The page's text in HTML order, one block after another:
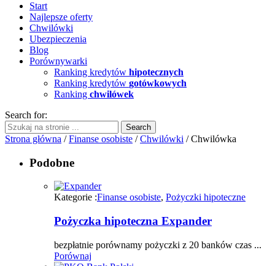
Start
Najlepsze oferty
Chwilówki
Ubezpieczenia
Blog
Porównywarki
Ranking kredytów hipotecznych
Ranking kredytów gotówkowych
Ranking chwilówek
Search for:
Strona główna /Finanse osobiste /Chwilówki / Chwilówka
Podobne
Kategorie :Finanse osobiste, Pożyczki hipoteczne
Pożyczka hipoteczna Expander
bezpłatnie porównamy pożyczki z 20 banków czas ...
Porównaj